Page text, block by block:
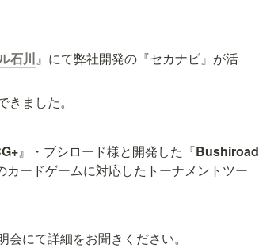
石川 』にて弊社開発の『セカナビ』が活
ました。
』・ブシロード様と開発した『Bushiroad
ードゲームに対応したトーナメントツー
にて詳細をお聞きください。